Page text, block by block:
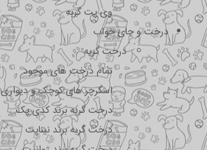
وی پت گربه
درخت و جای خواب
درخت گربه
تمام درخت های موجود
اسکرچر های کوچک و دیواری
درخت گربه برند کدی پک
درخت گربه برند نیناپت